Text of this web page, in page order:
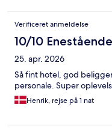
Verificeret anmeldelse
10/10 Enestående
25. apr. 2026
Så fint hotel, god
personale. Super
Henrik, rejse på 1 nat